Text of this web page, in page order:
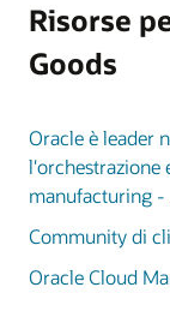
Risorse
Goods
Oracle è leader
l'orchestrazione
manufacturing -
Community di
Oracle Cloud